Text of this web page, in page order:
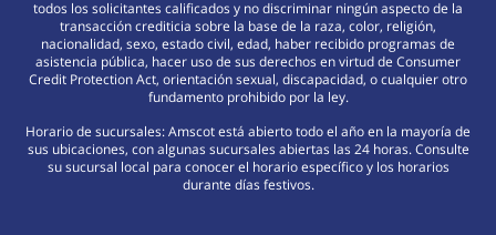
todos los solicitantes calificados y no discriminar ningún aspecto de la
transacción crediticia sobre la base de la raza, color, religión,
nacionalidad, sexo, estado civil, edad, haber recibido programas de
asistencia pública, hacer uso de sus derechos en virtud de Consumer
Credit Protection Act, orientación sexual, discapacidad, o cualquier otro
fundamento prohibido por la ley.
Horario de sucursales: Amscot está abierto todo el año en la mayoría de
sus ubicaciones, con algunas sucursales abiertas las 24 horas. Consulte
su sucursal local para conocer el horario específico y los horarios
durante días festivos.